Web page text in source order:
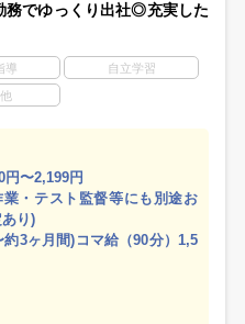
務でゆっくり出社◎充実した
導 自立学習
円〜2,199円
・テスト監督等にも別途お
り)
3ヶ月間)コマ給（90分）1,5